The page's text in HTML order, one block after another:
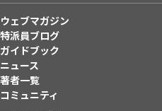
ウェブマガジン
特派員ブログ
ガイドブック
ニュース
著者一覧
コミュニティ